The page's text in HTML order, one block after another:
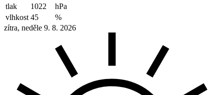
tlak
1022
hPa
vlhkost 45
%
zítra, neděle 9. 8. 2026